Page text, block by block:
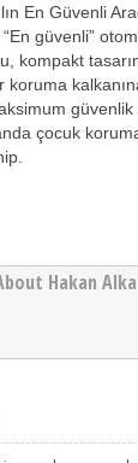
En Güvenli
güvenli”
kompakt
koruma
çocuk
Hakan